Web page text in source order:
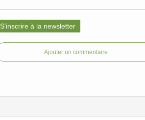
S'inscrire à la newsletter
Ajouter un commentaire